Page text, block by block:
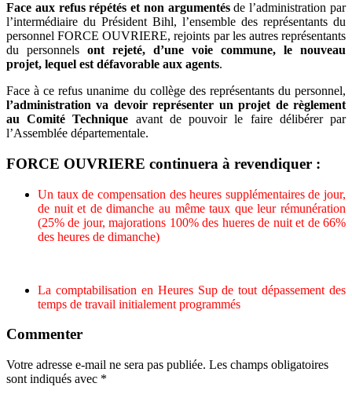
Face aux refus répétés et non argumentésde l’administration par
l’intermédiaire du Président Bihl, l’ensemble des représentants du
personnel FORCE OUVRIERE, rejoints par les autres représentants
du personnels ont rejeté, d’une voie commune, le nouveau
projet, lequel est défavorable aux agents.
Face à ce refus unanime du collège des représentants du personnel,
l’administration va devoir représenter un projet de règlement
au Comité Technique avant de pouvoir le faire délibérer par
l’Assemblée départementale.
FORCE OUVRIERE continuera à revendiquer :
Un taux de compensation des heures supplémentaires de jour,
de nuit et de dimanche au même taux que leur rémunération
(25% de jour, majorations 100% des hueres de nuit et de 66%
des heures de dimanche)
La comptabilisation en Heures Sup de tout dépassement des
temps de travail initialement programmés
Commenter
Votre adresse e-mail ne sera pas publiée. Les champs obligatoires
sont indiqués avec *